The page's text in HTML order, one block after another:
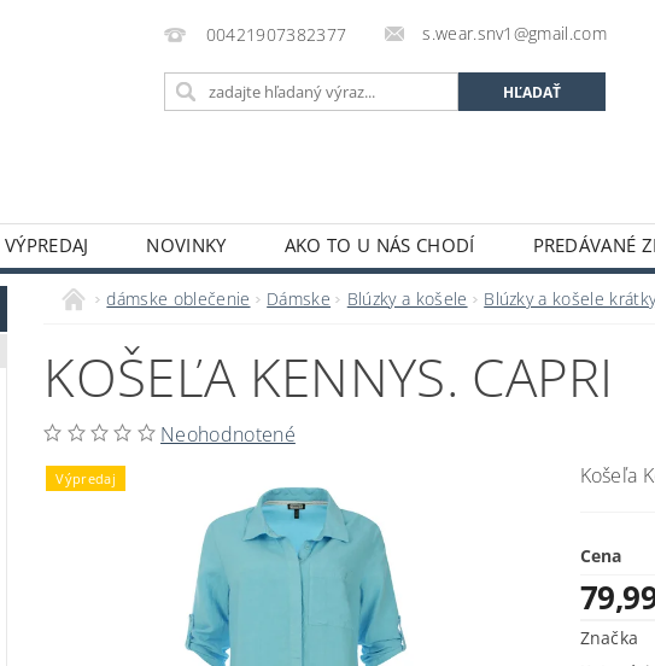
00421907382377 s.wear.snv1@gmail.com
VÝPREDAJ NOVINKY AKO TO U NÁS CHODÍ
PREDÁVANÉ
HODNOTENIE OBCHODU KONTAKTY O S.WEAR
dámske oblečenie Dámske Blúzky a košele Blúzky a košele
KOŠEĽA KENNYS. CAPRI
Neohodnotené
Výpredaj Košeľa
Cena
Značka